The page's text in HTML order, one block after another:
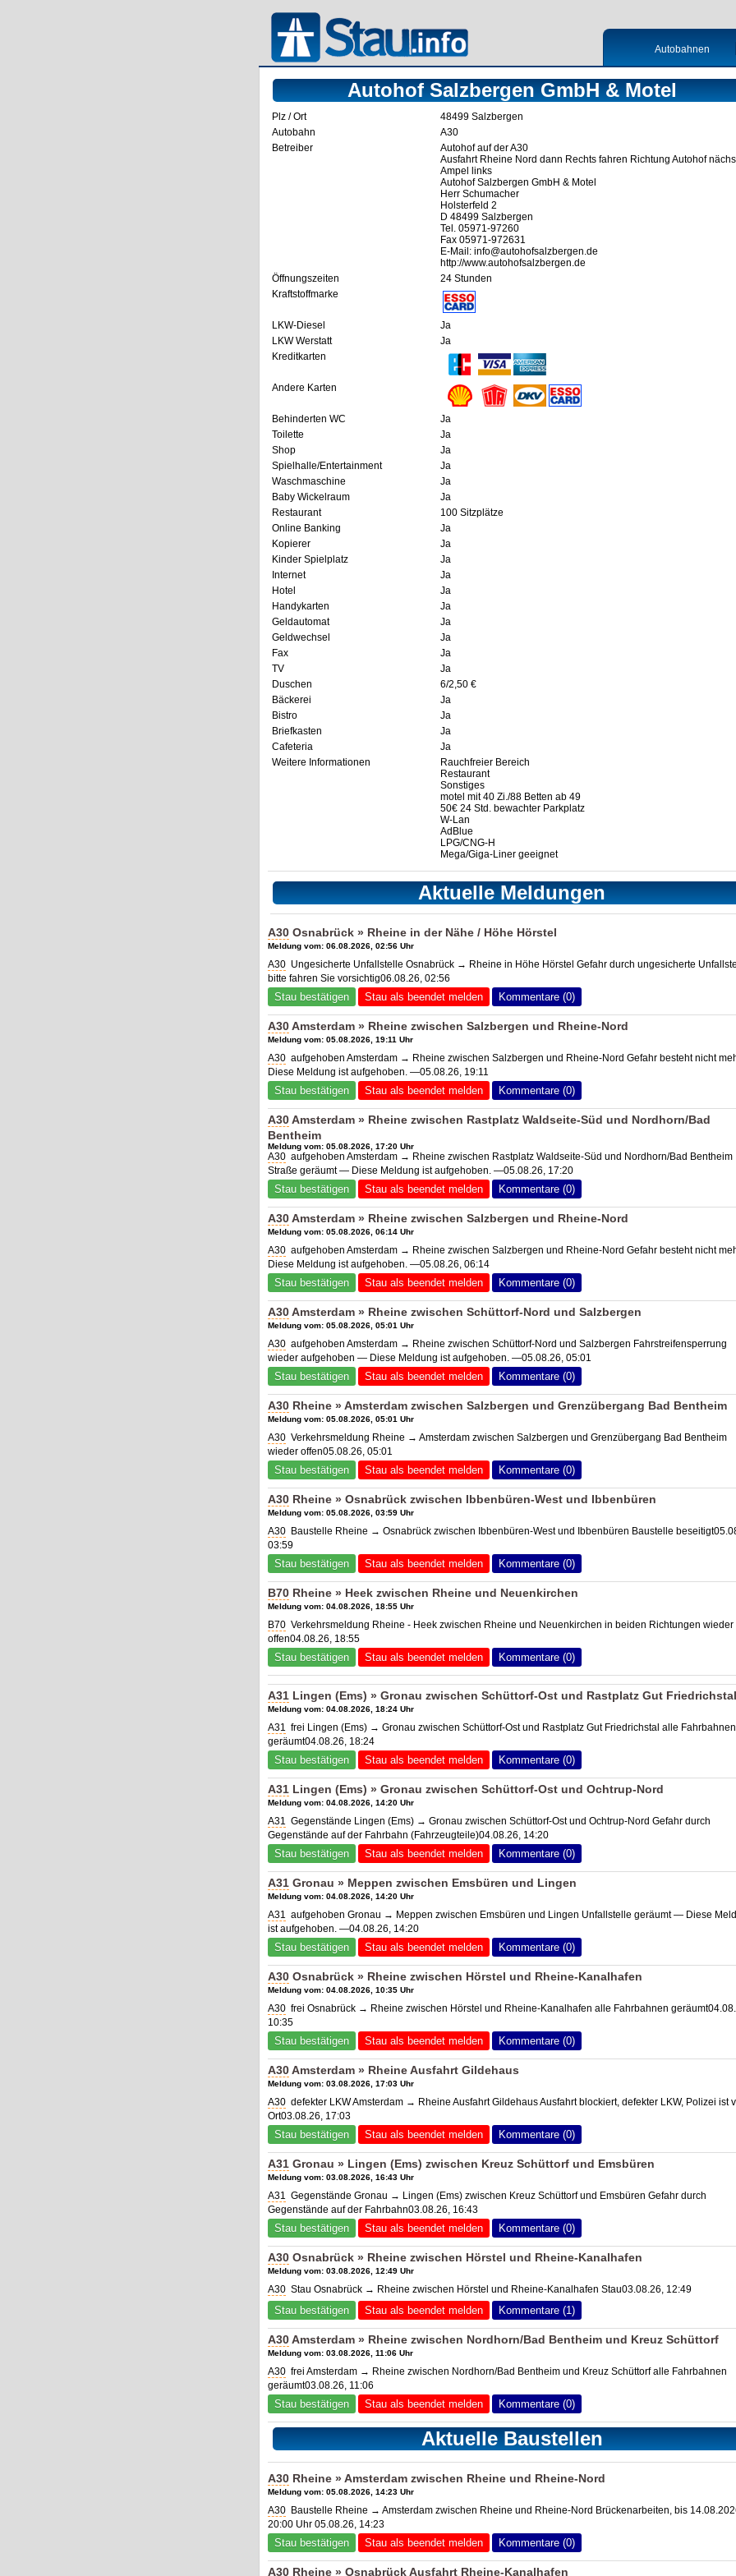
Autobahnen
Autohof Salzbergen GmbH & Motel
Plz / Ort
48499 Salzbergen
Autobahn
A30
Betreiber
Autohof auf der A30
Ausfahrt Rheine Nord dann Rechts fahren Richtung Autohof
Ampel links
Autohof Salzbergen GmbH & Motel
Herr Schumacher
Holsterfeld 2
D 48499 Salzbergen
Tel. 05971-97260
Fax 05971-972631
E-Mail: info@autohofsalzbergen.de
http://www.autohofsalzbergen.de
Öffnungszeiten
24 Stunden
Kraftstoffmarke
LKW-Diesel
Ja
LKW Werstatt
Ja
Kreditkarten
Andere Karten
Behinderten WC
Ja
Toilette
Ja
Shop
Ja
Spielhalle/Entertainment
Ja
Waschmaschine
Ja
Baby Wickelraum
Ja
Restaurant
100 Sitzplätze
Online Banking
Ja
Kopierer
Ja
Kinder Spielplatz
Ja
Internet
Ja
Hotel
Ja
Handykarten
Ja
Geldautomat
Ja
Geldwechsel
Ja
Fax
Ja
TV
Ja
Duschen
6/2,50 €
Bäckerei
Ja
Bistro
Ja
Briefkasten
Ja
Cafeteria
Ja
Weitere Informationen
Rauchfreier Bereich
Restaurant
Sonstiges
motel mit 40 Zi./88 Betten ab 49
50€ 24 Std. bewachter Parkplatz
W-Lan
AdBlue
LPG/CNG-H
Mega/Giga-Liner geeignet
Aktuelle Meldungen
A30 Osnabrück » Rheine in der Nähe / Höhe Hörstel
Meldung vom: 06.08.2026, 02:56 Uhr
A30 Ungesicherte Unfallstelle Osnabrück → Rheine in Höhe Hörstel Gefahr durch ungesicherte
bitte fahren Sie vorsichtig06.08.26, 02:56
Stau bestätigen Stau als beendet melden Kommentare (0)
A30Amsterdam » Rheine zwischen Salzbergen und Rheine-Nord
Meldung vom: 05.08.2026, 19:11 Uhr
A30 aufgehoben Amsterdam → Rheine zwischen Salzbergen und Rheine-Nord Gefahr besteht nicht
Diese Meldung ist aufgehoben. —05.08.26, 19:11
Stau bestätigen Stau als beendet melden Kommentare (0)
A30Amsterdam » Rheine zwischen Rastplatz Waldseite-Süd und Nordhorn/Bad
Bentheim
Meldung vom: 05.08.2026, 17:20 Uhr
A30 aufgehoben Amsterdam → Rheine zwischen Rastplatz Waldseite-Süd und Nordhorn/Bad Bentheim
Straße geräumt — Diese Meldung ist aufgehoben. —05.08.26, 17:20
Stau bestätigen Stau als beendet melden Kommentare (0)
A30Amsterdam » Rheine zwischen Salzbergen und Rheine-Nord
Meldung vom: 05.08.2026, 06:14 Uhr
A30 aufgehoben Amsterdam → Rheine zwischen Salzbergen und Rheine-Nord Gefahr besteht nicht
Diese Meldung ist aufgehoben. —05.08.26, 06:14
Stau bestätigen Stau als beendet melden Kommentare (0)
A30Amsterdam » Rheine zwischen Schüttorf-Nord und Salzbergen
Meldung vom: 05.08.2026, 05:01 Uhr
A30 aufgehoben Amsterdam → Rheine zwischen Schüttorf-Nord und Salzbergen Fahrstreifensperrung
wieder aufgehoben — Diese Meldung ist aufgehoben. —05.08.26, 05:01
Stau bestätigen Stau als beendet melden Kommentare (0)
A30 Rheine » Amsterdam zwischen Salzbergen und Grenzübergang Bad Bentheim
Meldung vom: 05.08.2026, 05:01 Uhr
A30 Verkehrsmeldung Rheine → Amsterdam zwischen Salzbergen und Grenzübergang Bad Bentheim
wieder offen05.08.26, 05:01
Stau bestätigen Stau als beendet melden Kommentare (0)
A30 Rheine » Osnabrück zwischen Ibbenbüren-West und Ibbenbüren
Meldung vom: 05.08.2026, 03:59 Uhr
A30 Baustelle Rheine → Osnabrück zwischen Ibbenbüren-West und Ibbenbüren Baustelle
03:59
Stau bestätigen Stau als beendet melden Kommentare (0)
B70 Rheine » Heek zwischen Rheine und Neuenkirchen
Meldung vom: 04.08.2026, 18:55 Uhr
B70 Verkehrsmeldung Rheine - Heek zwischen Rheine und Neuenkirchen in beiden Richtungen wieder
offen04.08.26, 18:55
Stau bestätigen Stau als beendet melden Kommentare (0)
A31 Lingen (Ems) » Gronau zwischen Schüttorf-Ost und Rastplatz Gut Friedrichstal
Meldung vom: 04.08.2026, 18:24 Uhr
A31 frei Lingen (Ems) → Gronau zwischen Schüttorf-Ost und Rastplatz Gut Friedrichstal alle Fahrbahnen
geräumt04.08.26, 18:24
Stau bestätigen Stau als beendet melden Kommentare (0)
A31 Lingen (Ems) » Gronau zwischen Schüttorf-Ost und Ochtrup-Nord
Meldung vom: 04.08.2026, 14:20 Uhr
A31 Gegenstände Lingen (Ems) → Gronau zwischen Schüttorf-Ost und Ochtrup-Nord Gefahr durch
Gegenstände auf der Fahrbahn (Fahrzeugteile)04.08.26, 14:20
Stau bestätigen Stau als beendet melden Kommentare (0)
A31 Gronau » Meppen zwischen Emsbüren und Lingen
Meldung vom: 04.08.2026, 14:20 Uhr
A31 aufgehoben Gronau → Meppen zwischen Emsbüren und Lingen Unfallstelle geräumt — Diese
ist aufgehoben. —04.08.26, 14:20
Stau bestätigen Stau als beendet melden Kommentare (0)
A30 Osnabrück » Rheine zwischen Hörstel und Rheine-Kanalhafen
Meldung vom: 04.08.2026, 10:35 Uhr
A30 frei Osnabrück → Rheine zwischen Hörstel und Rheine-Kanalhafen alle Fahrbahnen
10:35
Stau bestätigen Stau als beendet melden Kommentare (0)
A30Amsterdam » Rheine Ausfahrt Gildehaus
Meldung vom: 03.08.2026, 17:03 Uhr
A30 defekter LKW Amsterdam → Rheine Ausfahrt Gildehaus Ausfahrt blockiert, defekter LKW, Polizei ist
Ort03.08.26, 17:03
Stau bestätigen Stau als beendet melden Kommentare (0)
A31 Gronau » Lingen (Ems) zwischen Kreuz Schüttorf und Emsbüren
Meldung vom: 03.08.2026, 16:43 Uhr
A31 Gegenstände Gronau → Lingen (Ems) zwischen Kreuz Schüttorf und Emsbüren Gefahr durch
Gegenstände auf der Fahrbahn03.08.26, 16:43
Stau bestätigen Stau als beendet melden Kommentare (0)
A30 Osnabrück » Rheine zwischen Hörstel und Rheine-Kanalhafen
Meldung vom: 03.08.2026, 12:49 Uhr
A30 Stau Osnabrück → Rheine zwischen Hörstel und Rheine-Kanalhafen Stau03.08.26, 12:49
Stau bestätigen Stau als beendet melden Kommentare (1)
A30Amsterdam » Rheine zwischen Nordhorn/Bad Bentheim und Kreuz Schüttorf
Meldung vom: 03.08.2026, 11:06 Uhr
A30 frei Amsterdam → Rheine zwischen Nordhorn/Bad Bentheim und Kreuz Schüttorf alle Fahrbahnen
geräumt03.08.26, 11:06
Stau bestätigen Stau als beendet melden Kommentare (0)
Aktuelle Baustellen
A30 Rheine » Amsterdam zwischen Rheine und Rheine-Nord
Meldung vom: 05.08.2026, 14:23 Uhr
A30 Baustelle Rheine → Amsterdam zwischen Rheine und Rheine-Nord Brückenarbeiten, bis
20:00 Uhr 05.08.26, 14:23
Stau bestätigen Stau als beendet melden Kommentare (0)
A30 Rheine » Osnabrück Ausfahrt Rheine-Kanalhafen